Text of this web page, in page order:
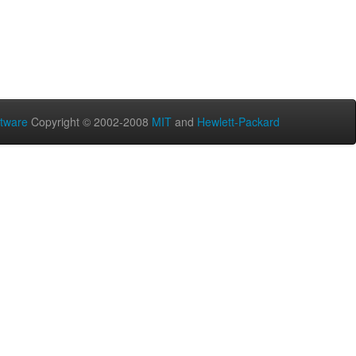
Copyright © 2002-2008 MIT and Hewlett-Packard